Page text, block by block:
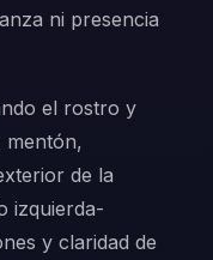
ni presencia
el rostro y
mentón,
de la
izquierda-
y claridad de